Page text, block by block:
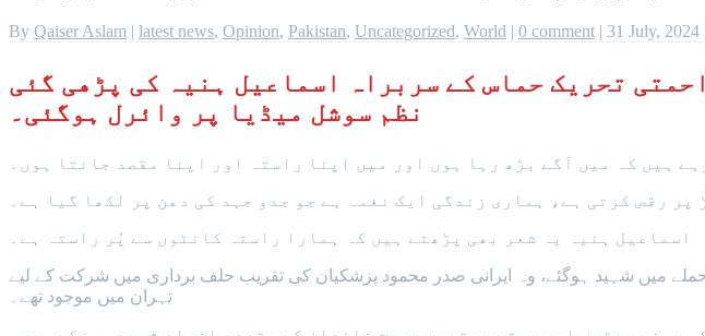
By Qaiser Aslam | latest news, Opinion, Pakistan, Uncategorized, World | 0 comment | 31 July, 2024
تحریک حماس کے سربراہ اسماعیل ہنیہ کی پڑھی گئی
نظم سوشل میڈیا پر وائرل ہوگئی۔
ہیں کہ میں آگے بڑھ رہا ہوں اور میں اپنا راستہ اور اپنا مقصد جانتا ہوں۔
رقص کرتی ہے، ہماری زندگی ایک نغمہ ہے جو جدو جہد کی دھن پر لکھا گیا ہے۔
اسماعیل ہنیہ یہ شعر بھی پڑھتے ہیں کہ ہمارا راستہ کانٹوں سے پُر راستہ ہے۔
میں شہید ہوگئے، وہ ایرانی صدر محمود پزشکیان کی تقریب حلف برداری میں شرکت کے لیے
تہران میں موجود تھے۔